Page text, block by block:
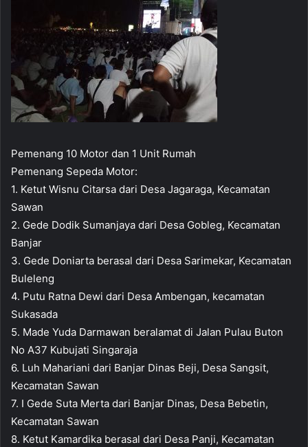
Pemenang 10 Motor dan 1 Unit Rumah
Pemenang Sepeda Motor:
1. Ketut Wisnu Citarsa dari Desa Jagaraga, Kecamatan
Sawan
2. Gede Dodik Sumanjaya dari Desa Gobleg, Kecamatan
Banjar
3. Gede Doniarta berasal dari Desa Sarimekar, Kecamatan
Buleleng
4. Putu Ratna Dewi dari Desa Ambengan, kecamatan
Sukasada
5. Made Yuda Darmawan beralamat di Jalan Pulau Buton
No A37 Kubujati Singaraja
6. Luh Mahariani dari Banjar Dinas Beji, Desa Sangsit,
Kecamatan Sawan
7. I Gede Suta Merta dari Banjar Dinas, Desa Bebetin,
Kecamatan Sawan
8. Ketut Kamardika berasal dari Desa Panji, Kecamatan